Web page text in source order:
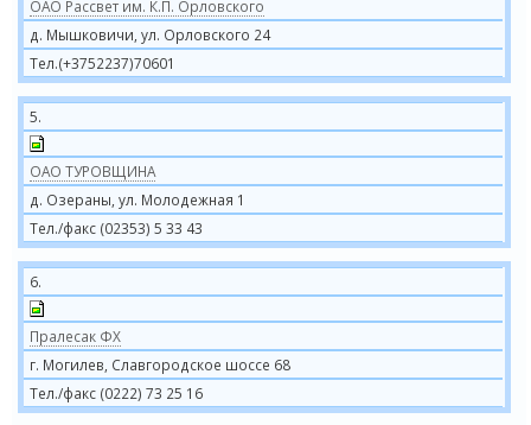
ОАО Рассвет им. К.П. Орловского
д. Мышковичи, ул. Орловского 24
Тел.(+3752237)70601
5.
ОАО ТУРОВЩИНА
д. Озераны, ул. Молодежная 1
Тел./факс (02353) 5 33 43
6.
Пралесак ФХ
г. Могилев, Славгородское шоссе 68
Тел./факс (0222) 73 25 16